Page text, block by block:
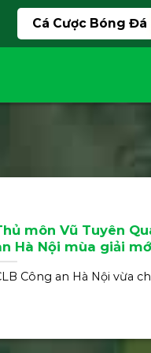
Cá Cược Bóng Đá
môn Vũ Tuyên
Hà Nội mùa giải
Công an Hà Nội vừa